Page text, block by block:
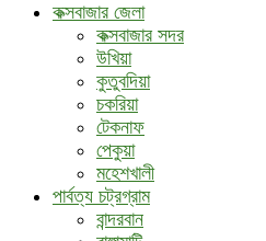
কক্সবাজার জেলা
কক্সবাজার সদর
উখিয়া
কুতুবদিয়া
চকরিয়া
টেকনাফ
পেকুয়া
মহেশখালী
পার্বত্য চট্রগ্রাম
বান্দরবান